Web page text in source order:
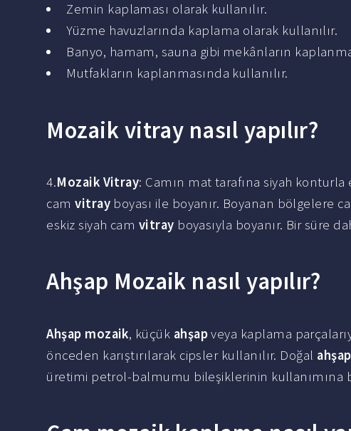
Zemin kaplaması olarak kullanılır.
Yüzme havuzlarında kaplama olarak kullanılır.
Banyo, hamam, sauna gibi mekânların
Mutfakların kaplanmasında kullanılır.
Mozaik vitray nasıl yapılır?
4.Mozaik Vitray: Camın mat tarafına siyah konturla
camvitray boyası ile boyanır. Boyanan bölgelere
eskiz siyah cam vitray boyasıyla boyanır. Bir süre
Ahşap Mozaik nasıl yapılır?
Ahşap mozaik, küçük ahşapveya kaplama
önceden karıştırılarak cipsler kullanılır. Doğal ahşap
üretimi petrol-balmumu bileşiklerinin kullanımına